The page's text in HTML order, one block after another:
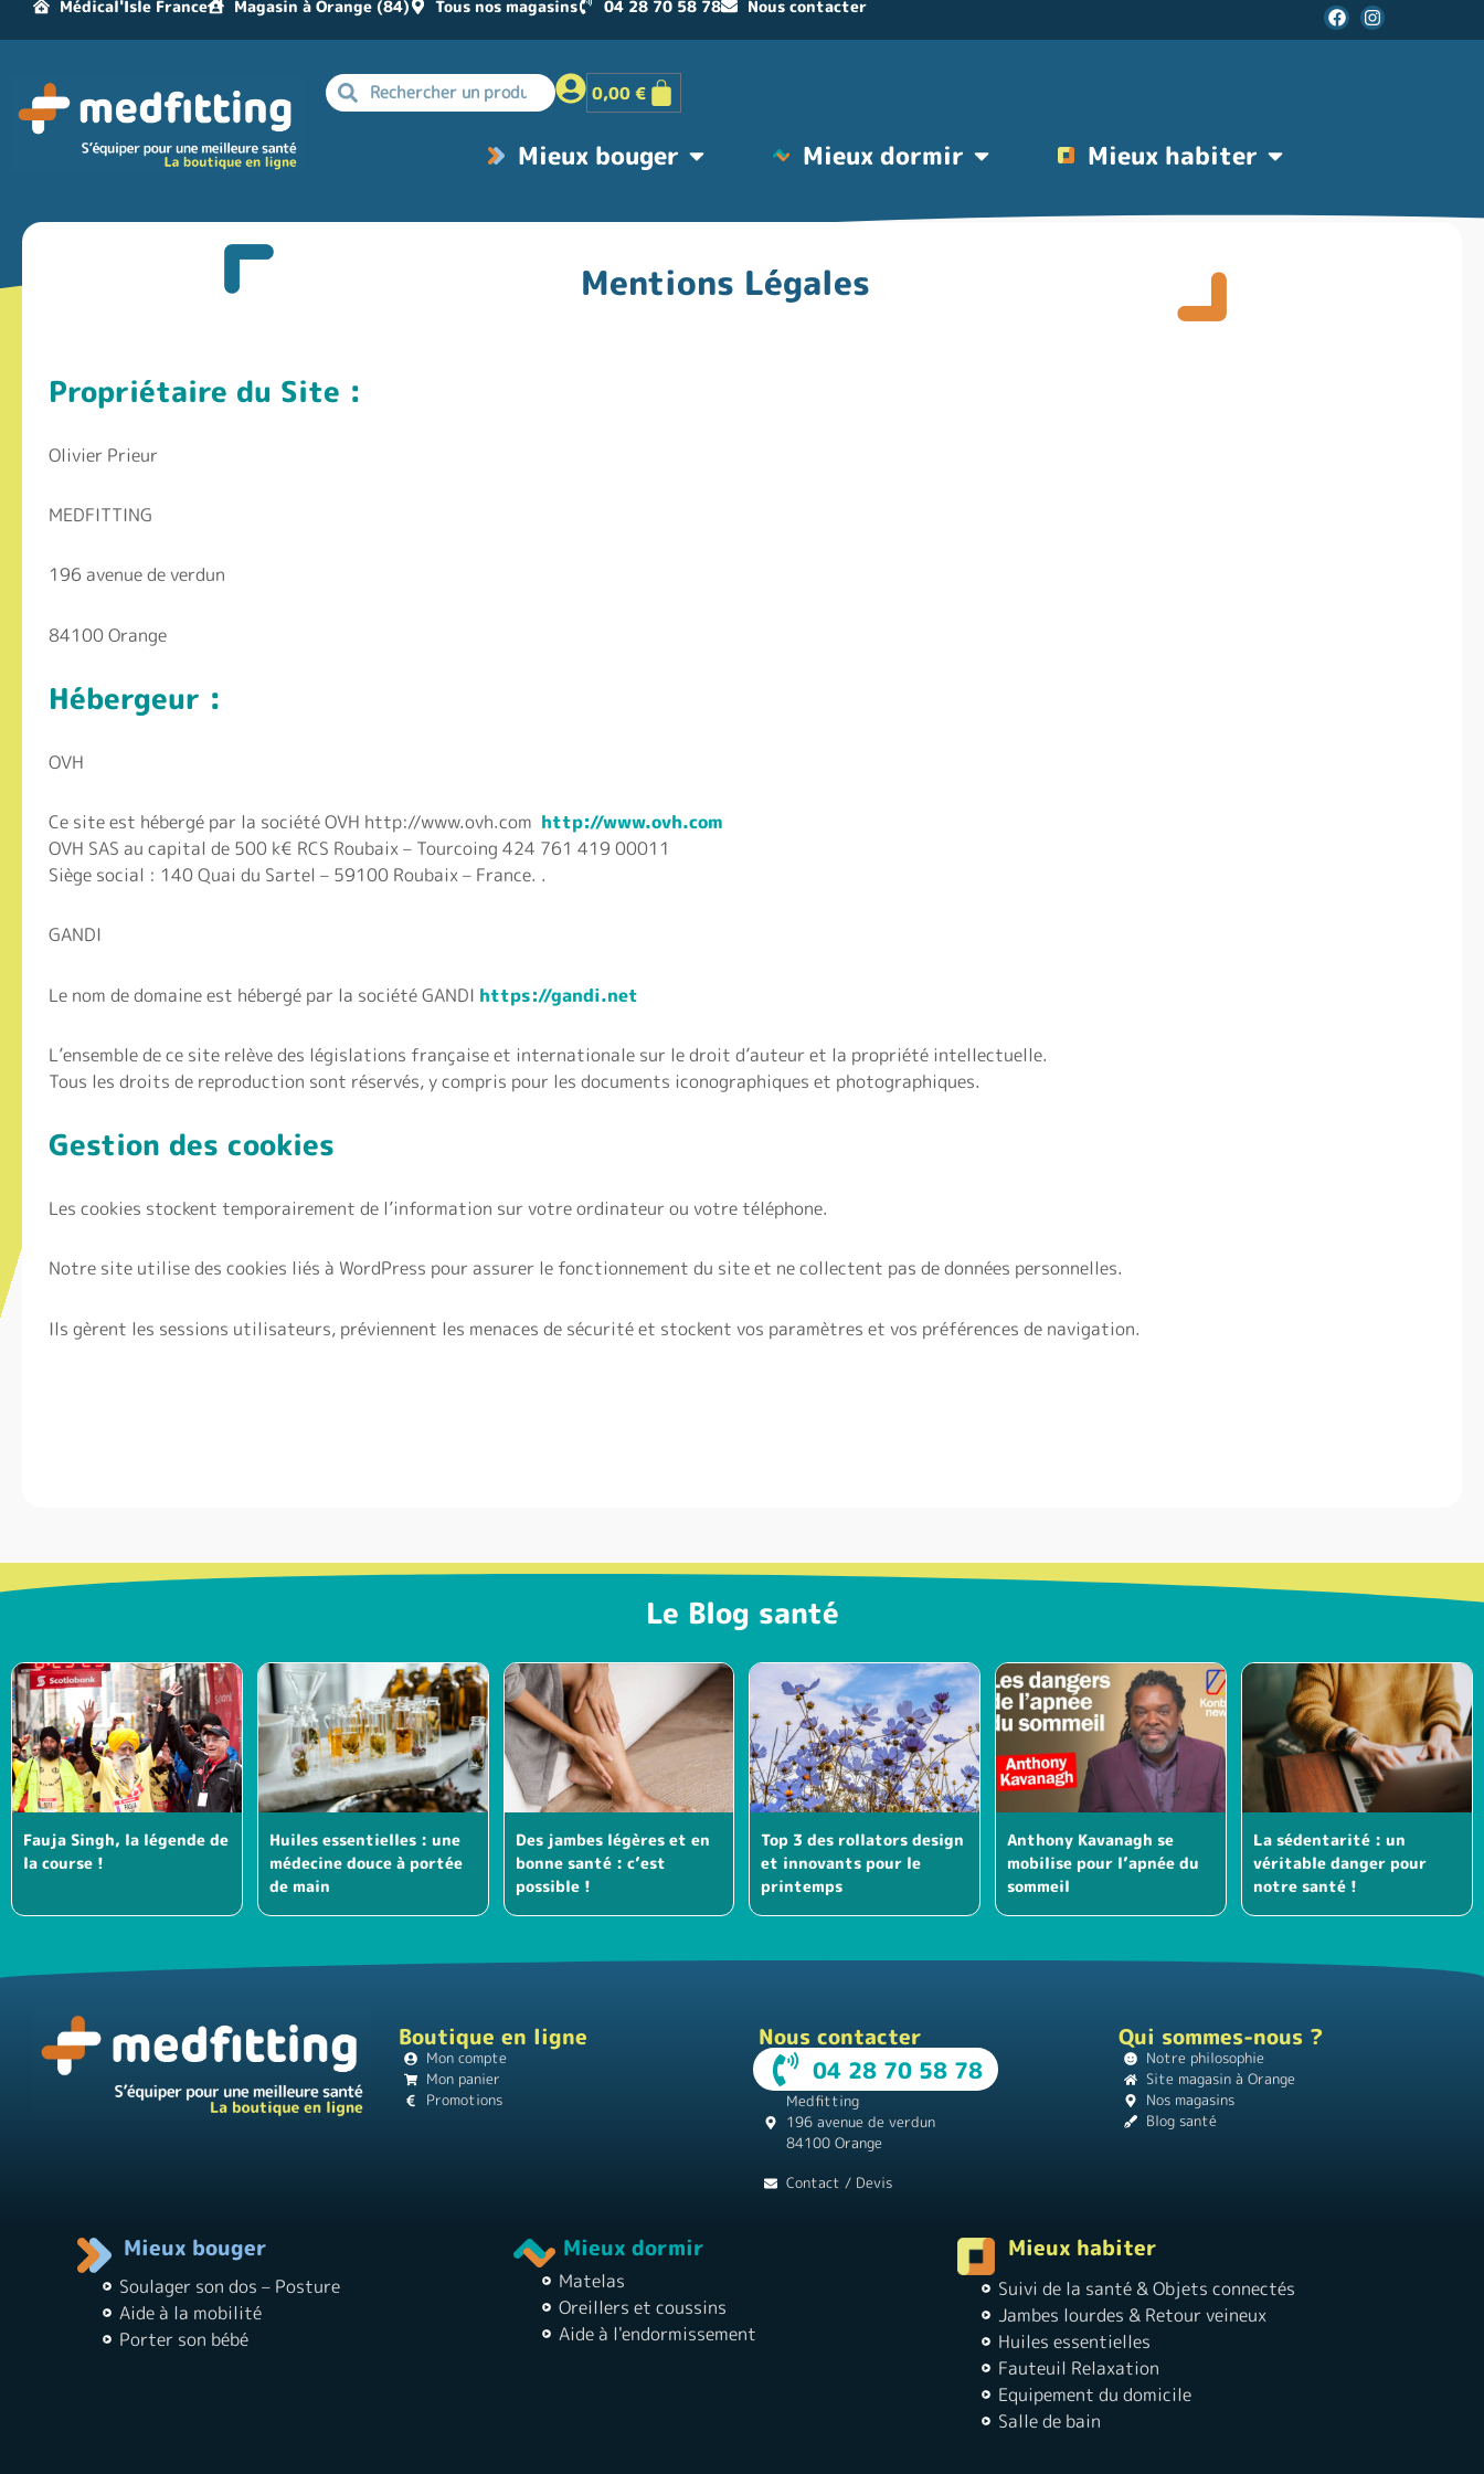
Médical'Isle France Magasin à Orange (84) Tous nos magasins 04 28 70 58 78 Nous contacter
0,00€
Mieux bouger Mieux dormir Mieux habiter
Mentions Légales
Propriétaire du Site :
Olivier Prieur
MEDFITTING
196 avenue de verdun
84100 Orange
Hébergeur :
OVH
Ce site est hébergé par la société OVH http://www.ovh.com http://www.ovh.com
OVH SAS au capital de 500 k€ RCS Roubaix – Tourcoing 424 761 419 00011
Siège social : 140 Quai du Sartel – 59100 Roubaix – France. .
GANDI
Le nom de domaine est hébergé par la société GANDI https://gandi.net
L’ensemble de ce site relève des législations française et internationale sur le droit d’auteur et la propriété intellectuelle.
Tous les droits de reproduction sont réservés, y compris pour les documents iconographiques et photographiques.
Gestion des cookies
Les cookies stockent temporairement de l’information sur votre ordinateur ou votre téléphone.
Notre site utilise des cookies liés à WordPress pour assurer le fonctionnement du site et ne collectent pas de données personnelles.
Ils gèrent les sessions utilisateurs, préviennent les menaces de sécurité et stockent vos paramètres et vos préférences de navigation.
Le Blog santé
Fauja Singh, la légende de
la course !
Huiles essentielles : une
médecine douce à portée
de main
Des jambes légères et en
bonne santé : c’est
possible !
Top 3 des rollators design
et innovants pour le
printemps
Anthony Kavanagh se
mobilise pour l’apnée du
sommeil
La sédentarité : un
véritable danger pour
notre santé !
Boutique en ligne
Mon compte
Mon panier
Promotions
Nous contacter
04 28 70 58 78
Medfitting
196 avenue de verdun
84100 Orange
Contact / Devis
Qui sommes-nous ?
Notre philosophie
Site magasin à Orange
Nos magasins
Blog santé
Mieux bouger
Soulager son dos – Posture
Aide à la mobilité
Porter son bébé
Mieux dormir
Matelas
Oreillers et coussins
Aide à l'endormissement
Mieux habiter
Suivi de la santé & Objets connectés
Jambes lourdes & Retour veineux
Huiles essentielles
Fauteuil Relaxation
Equipement du domicile
Salle de bain